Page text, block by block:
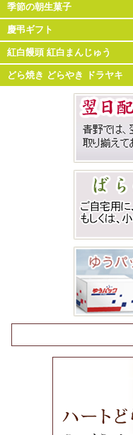
季節の朝生菓子
慶弔ギフト
紅白饅頭 紅白まんじゅう
どら焼き どらやき ドラヤキ